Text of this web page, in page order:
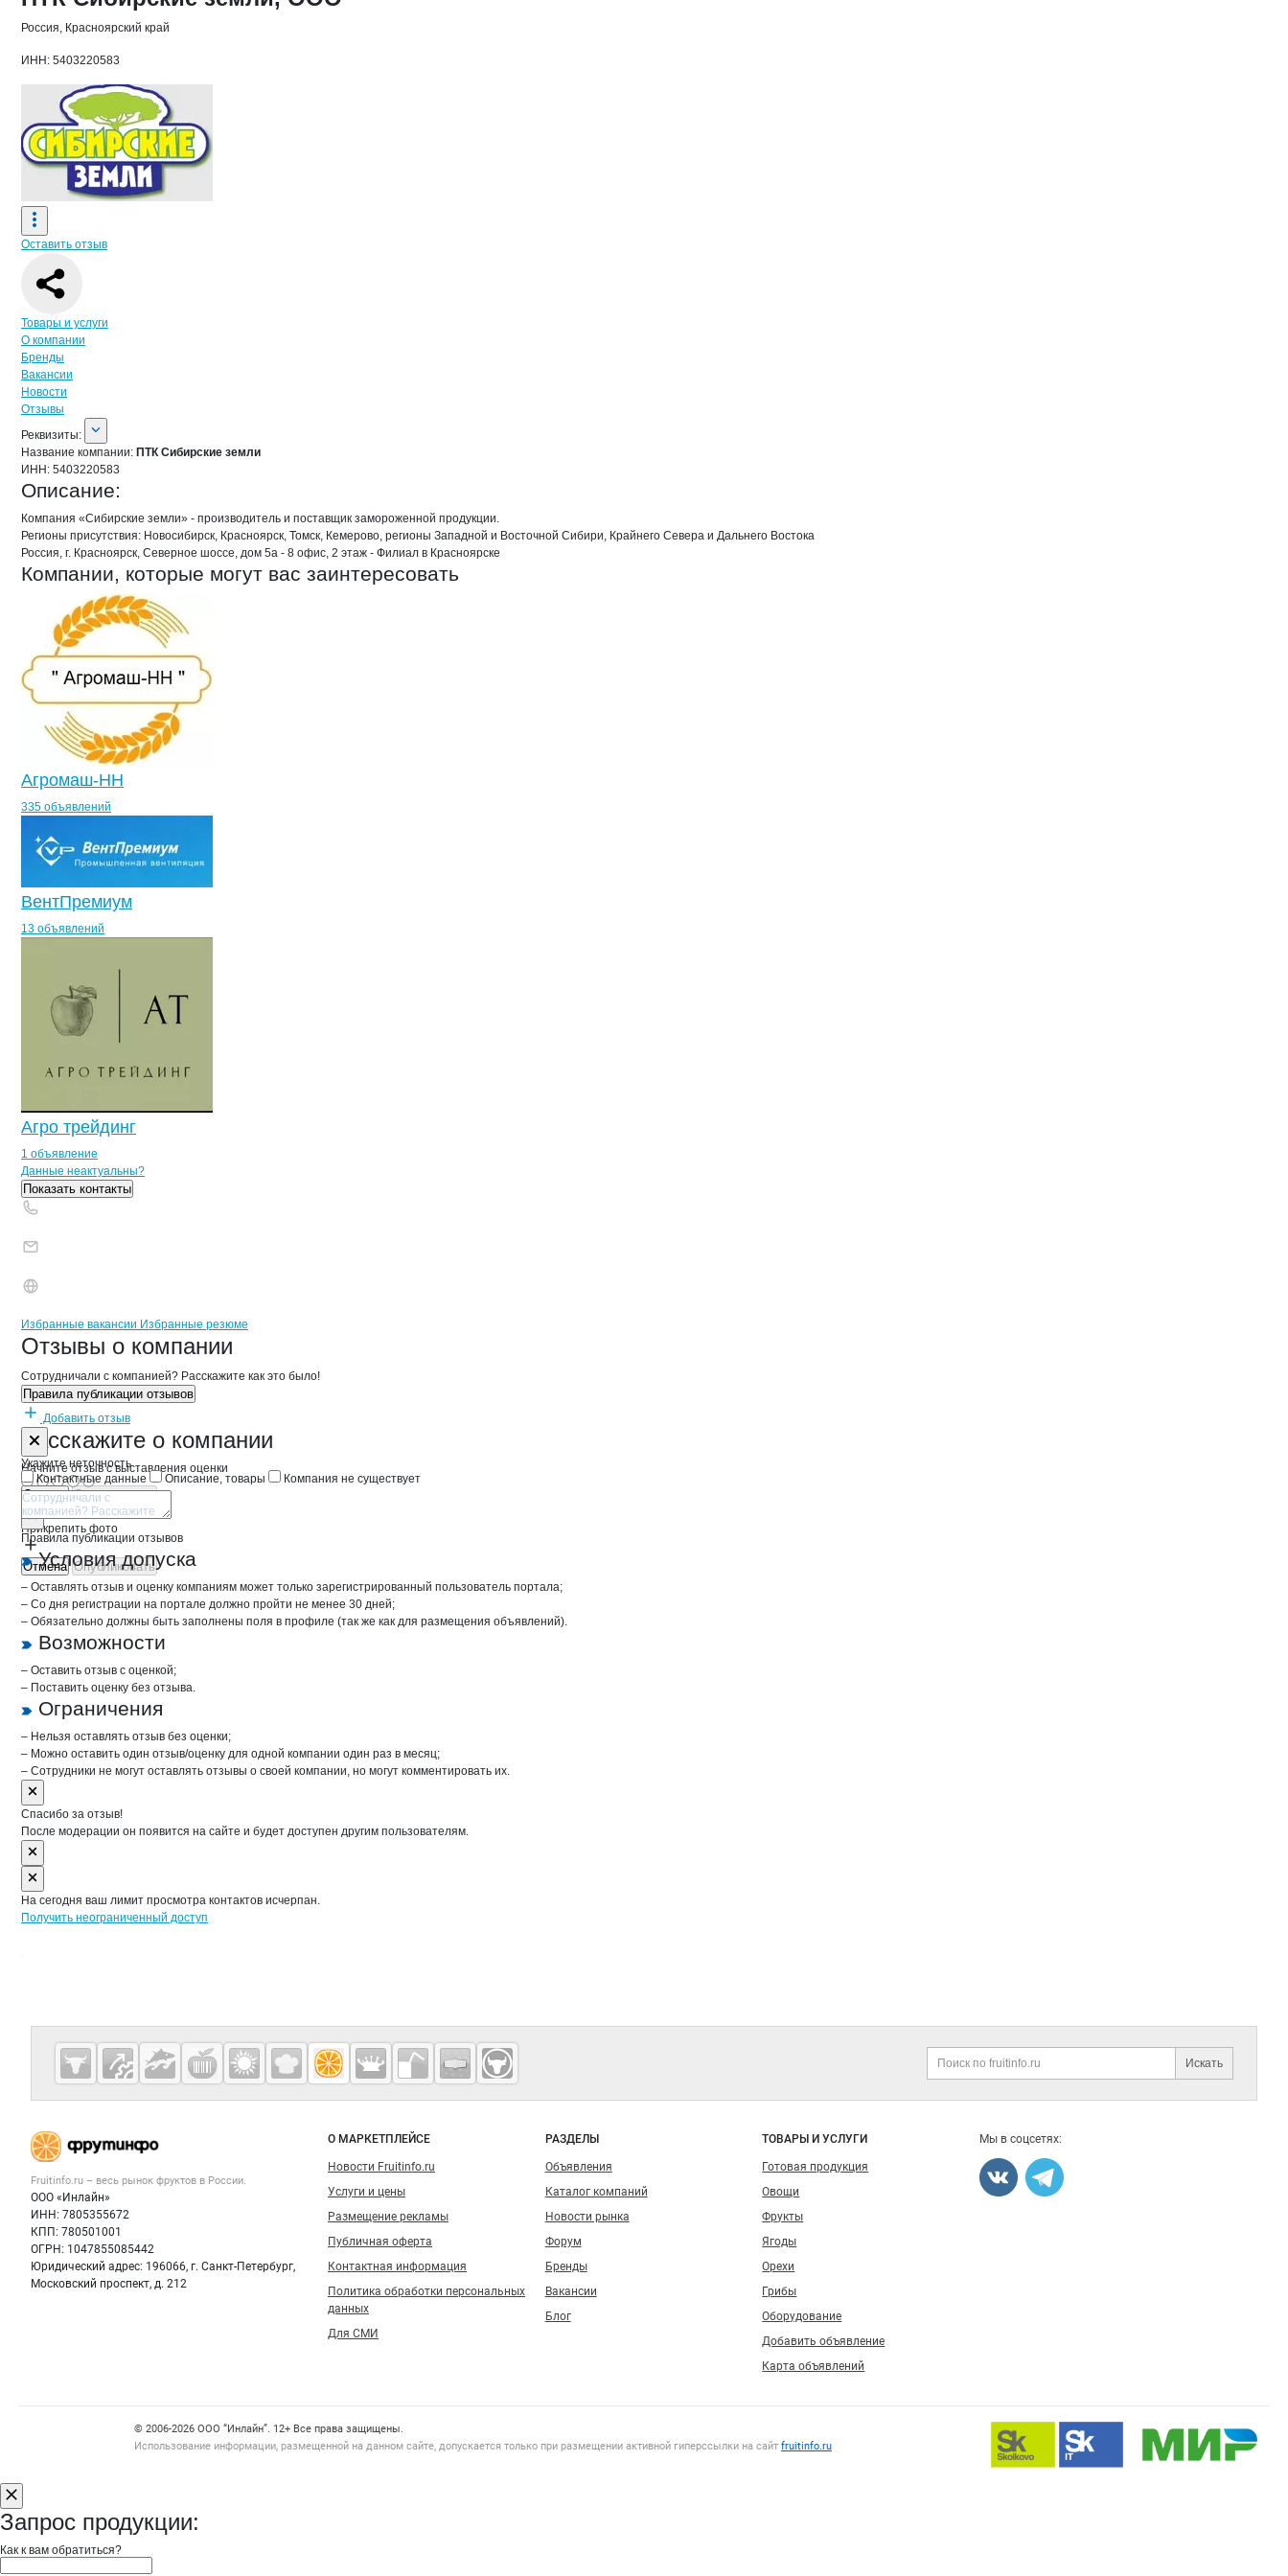
Россия, Красноярский край
ИНН: 5403220583
Оставить отзыв
Навигация по странице
Товары и услуги
О компании
Бренды
Вакансии
Новости
Отзывы
О компании
Реквизиты
Реквизиты:
Название компании: ПТК Сибирские земли
ИНН: 5403220583
Описание:
Компания «Сибирские земли» - производитель и поставщик замороженной продукции.
Регионы присутствия: Новосибирск, Красноярск, Томск, Кемерово, регионы Западной и Восточной Сибири, Крайнего Севера и Дальнего Востока
Россия, г. Красноярск, Северное шоссе, дом 5а - 8 офис, 2 этаж - Филиал в Красноярске
Компании, которые могут вас заинтересовать
Агромаш-НН
335 объявлений
ВентПремиум
13 объявлений
Агро трейдинг
1 объявление
Контактыкомпании
+7(800)000-00-..
Данные неактуальны?
Показать контакты
Брендыкомпани ПТК Сибирские земли
Вакансии вПТК Сибирские земли
Избранные вакансии Избранные резюме
Новости oПТК Сибирские земли, ООО
Отзывы о компании
Сотрудничали с компанией? Расскажите как это было!
Правила публикации отзывов
Добавить отзыв
Расскажите о компании
Начните отзыв с выставления оценки
Прикрепить фото
Отмена Опубликовать
Форма обратной связи о неточностях на странице
Укажите неточность
Контактные данные
Описание, товары Компания не существует
Отмена Опубликовать
Правила публикации отзывов
Условия допуска
– Оставлять отзыв и оценку компаниям может только зарегистрированный пользователь портала;
– Со дня регистрации на портале должно пройти не менее 30 дней;
– Обязательно должны быть заполнены поля в профиле (так же как для размещения объявлений).
Возможности
– Оставить отзыв с оценкой;
– Поставить оценку без отзыва.
Ограничения
– Нельзя оставлять отзыв без оценки;
– Можно оставить один отзыв/оценку для одной компании один раз в месяц;
– Сотрудники не могут оставлять отзывы о своей компании, но могут комментировать их.
Спасибо за отзыв!
После модерации он появится на сайте и будет доступен другим пользователям.
На сегодня ваш лимит просмотра контактов исчерпан.
Получить неограниченный доступ
Дополнительная информация
Искать
Cсылки на полезные проекты
Fruitinfo.ru
— рынок
фруктов
Важные разделы и контакты
Fruitinfo.ru – весь рынок фруктов в России.
ООО «Инлайн»
ИНН: 7805355672
КПП: 780501001
ОГРН: 1047855085442
Юридический адрес: 196066, г. Санкт-Петербург,
Московский проспект, д. 212
Навигация по сайту
О МАРКЕТПЛЕЙСЕ
Новости Fruitinfo.ru
Услуги и цены
Размещение рекламы
Публичная оферта
Контактная информация
Политика обработки персональных
данных
Для СМИ
РАЗДЕЛЫ
Объявления
Каталог компаний
Новости рынка
Форум
Бренды
Вакансии
Блог
ТОВАРЫ И УСЛУГИ
Готовая продукция
Овощи
Фрукты
Ягоды
Орехи
Грибы
Оборудование
Добавить объявление
Карта объявлений
Мы в соцсетях:
Счетчики, авторское право, логотипы
© 2006‑2026 ООО “Инлайн”. 12+ Все права защищены.
Использование информации, размещенной на данном сайте, допускается только при размещении активной гиперссылки на сайт fruitinfo.ru
Запрос продукции:
Как к вам обратиться?